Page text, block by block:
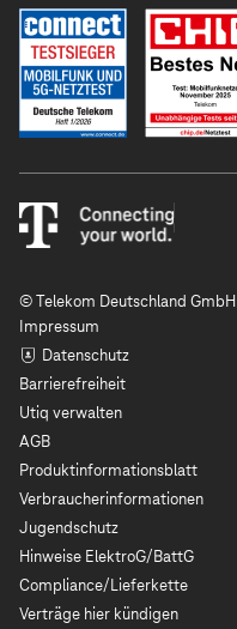
© Telekom Deutschland GmbH
Impressum
Datenschutz
Barrierefreiheit
Utiq verwalten
AGB
Produktinformationsblatt
Verbraucherinformationen
Jugendschutz
Hinweise ElektroG/BattG
Compliance/Lieferkette
Verträge hier kündigen